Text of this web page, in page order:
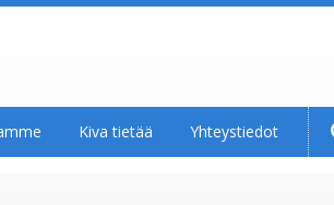
Kiva tietää Yhteystiedot